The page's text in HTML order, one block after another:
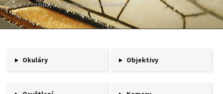
Úvod/Produkty/Mikroskopy / Příslušenství
Okuláry Objektivy